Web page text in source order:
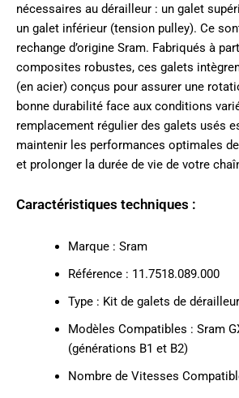
nécessaires au dérailleur : un galet
un galet inférieur (tension pulley). Ce
rechange d’origine Sram. Fabriqués à
composites robustes, ces galets
(en acier) conçus pour assurer une
bonne durabilité face aux conditions
remplacement régulier des galets usés
maintenir les performances optimales
et prolonger la durée de vie de votre
Caractéristiques techniques :
Marque : Sram
Référence : 11.7518.089.000
Type : Kit de galets de
Modèles Compatibles : Sram
(générations B1 et B2)
Nombre de Vitesses